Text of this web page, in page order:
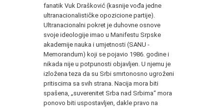
fanatik Vuk Drašković (kasnije vođa jedne
ultranacionalističke opozicione partije).
Ultranacionalni pokret je duhovne osnove
svoje ideologije imao u Manifestu Srpske
akademije nauka i umjetnosti (SANU -
Memorandum) koji se pojavio 1986. godine i
nikada nije u potpunosti objavljen. U njemu je
izložena teza da su Srbi smrtonosno ugroženi
pritiscima sa svih strana. Nacija mora biti
spašena, „suverenitet Srba nad Srbima“ mora
ponovo biti uspostavljen, dakle pravo na